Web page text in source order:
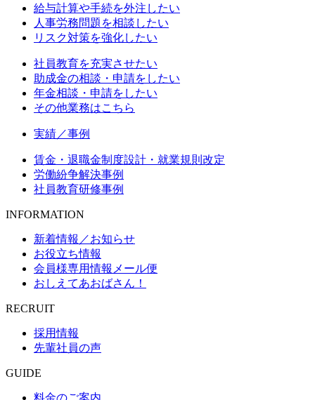
給与計算や手続を外注したい
人事労務問題を相談したい
リスク対策を強化したい
社員教育を充実させたい
助成金の相談・申請をしたい
年金相談・申請をしたい
その他業務はこちら
実績／事例
賃金・退職金制度設計・就業規則改定
労働紛争解決事例
社員教育研修事例
INFORMATION
新着情報／お知らせ
お役立ち情報
会員様専用情報メール便
おしえてあおばさん！
RECRUIT
採用情報
先輩社員の声
GUIDE
料金のご案内